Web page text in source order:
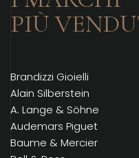
PIÙ
Brandizzi Gioielli
Alain Silberstein
A. Lange & Söhne
Audemars Piguet
Baume & Mercier